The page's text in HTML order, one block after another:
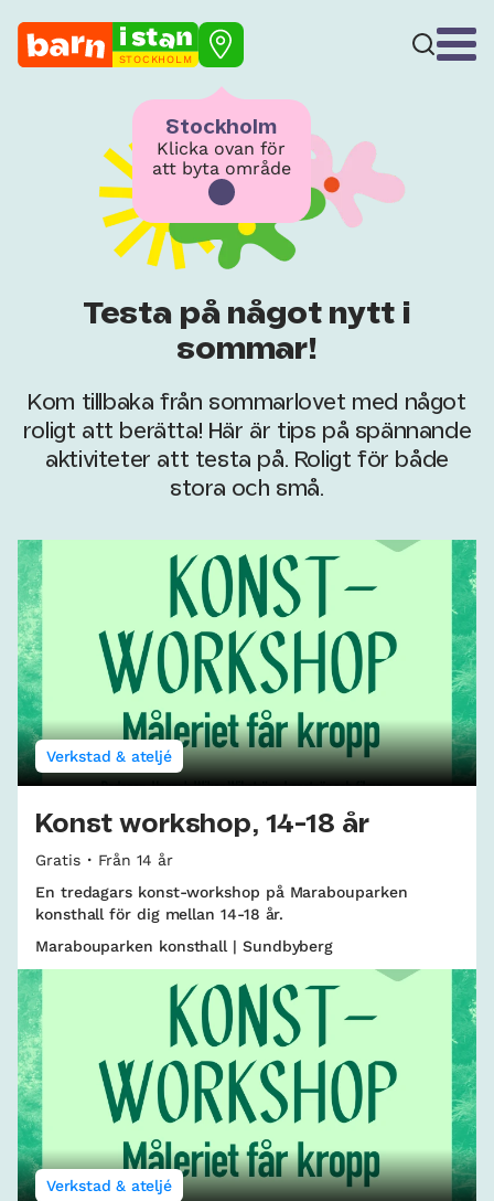
STOCKHOLM
Stockholm
Klicka ovan för
att byta område
Testa på något nytt i
sommar!
Kom tillbaka från sommarlovet med något
roligt att berätta! Här är tips på spännande
aktiviteter att testa på. Roligt för både
stora och små.
Verkstad & ateljé
Konst workshop, 14-18 år
Gratis
Från 14 år
En tredagars konst-workshop på Marabouparken
konsthall för dig mellan 14-18 år.
Marabouparken konsthall | Sundbyberg
Verkstad & ateljé